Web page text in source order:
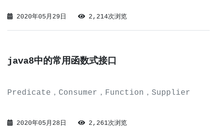
月迟到10次以上的人，我拿去祭
天；那些每月迟到5-10次的，我要
吧；剩下小于5次的，也要稍微警告
下面的代码。考勤对象代码试验1过
2020年05月29日 2,214次浏览
java8中的常用函数式接口
Predicate ，Consumer ，Function ，Supplier
2020年05月28日 2,261次浏览